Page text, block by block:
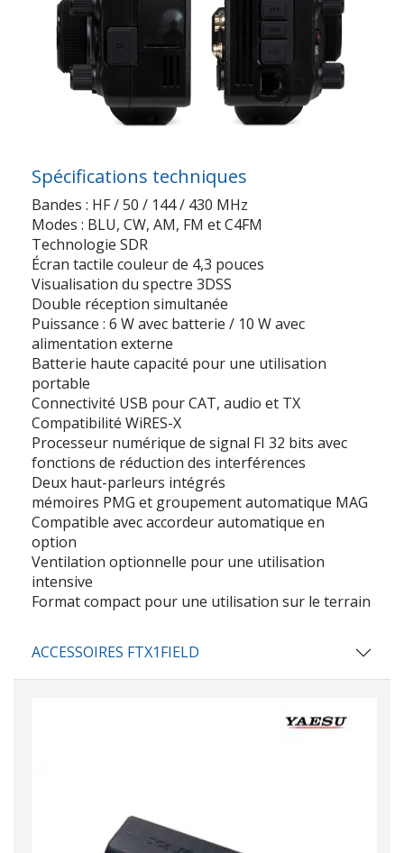
Spécifications techniques
Bandes : HF / 50 / 144 / 430 MHz
Modes : BLU, CW, AM, FM et C4FM
Technologie SDR
Écran tactile couleurde 4,3 pouces
Visualisation du spectre 3DSS
Double réception simultanée
Puissance : 6 W avec batterie / 10 W avec
alimentation externe
Batterie haute capacité pour une utilisation
portable
Connectivité USB pourCAT, audio et TX
Compatibilité WiRES-X
Processeur numérique de signal FI 32 bits avec
fonctions de réduction des interférences
Deux haut-parleurs intégrés
mémoires PMG et groupement automatique MAG
Compatible avec accordeur automatique en
option
Ventilation optionnelle pour une utilisation
intensive
Format compact pour une utilisation sur le terrain
ACCESSOIRES FTX1FIELD